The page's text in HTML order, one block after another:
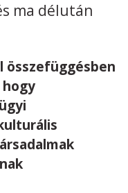
Technikai információk
ma délután
összefüggésben
hogy